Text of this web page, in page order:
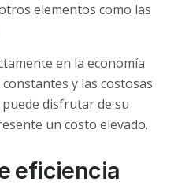
elementos como las
en la economía
y las costosas
disfrutar de su
un costo elevado.
eficiencia